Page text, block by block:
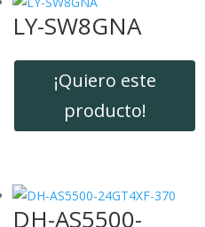
LY-SW8GNA
¡Quiero este
producto!
DH-AS5500-